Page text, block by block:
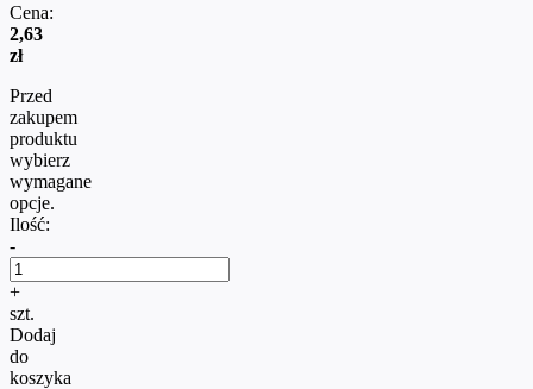
Cena:
2,63
zł
Przed
zakupem
produktu
wybierz
wymagane
opcje.
Ilość:
-
+
szt.
Dodaj
do
koszyka